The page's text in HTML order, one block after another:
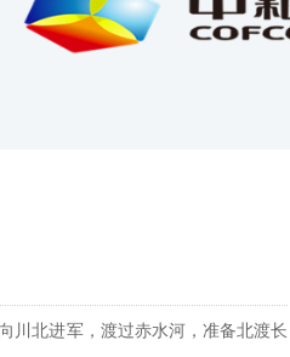
川北进军，渡过赤水河，准备北渡长